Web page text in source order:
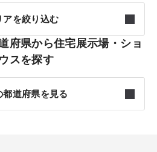
アを絞り込む
府県から住宅展示場・ショ
スを探す
都道府県を見る